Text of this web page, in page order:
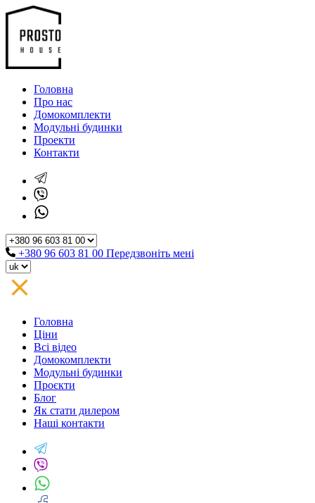
Головна
Про нас
Домокомплекти
Модульні будинки
Проекти
Контакти
+380 96 603 81 00 Передзвоніть мені
Головна
Ціни
Всі відео
Домокомплекти
Модульні будинки
Проєкти
Блог
Як стати дилером
Наші контакти